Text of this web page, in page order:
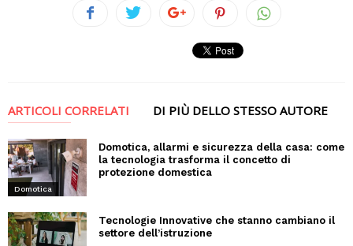
ARTICOLI CORRELATI DI PIÙ DELLO STESSO AUTORE
Domotica
Domotica, allarmi e sicurezza della casa: come
la tecnologia trasforma il concetto di
protezione domestica
Tecnologie Innovative che stanno cambiano il
settore dell’istruzione